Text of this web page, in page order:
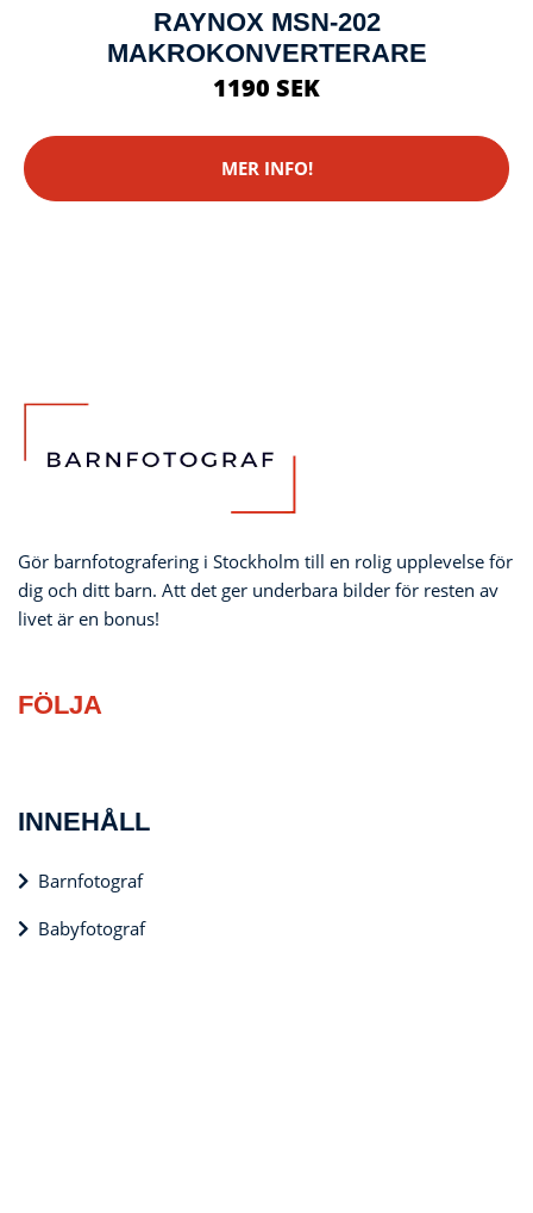
RAYNOX MSN-202
MAKROKONVERTERARE
1190 SEK
MER INFO!
Gör barnfotografering i Stockholm till en rolig upplevelse för
dig och ditt barn. Att det ger underbara bilder för resten av
livet är en bonus!
FÖLJA
INNEHÅLL
Barnfotograf
Babyfotograf